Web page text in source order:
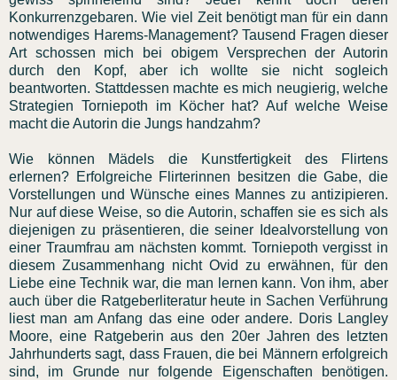
Konkurrenzgebaren. Wie viel Zeit benötigt man für ein dann
notwendiges Harems-Management? Tausend Fragen dieser
Art schossen mich bei obigem Versprechen der Autorin
durch den Kopf, aber ich wollte sie nicht sogleich
beantworten. Stattdessen machte es mich neugierig, welche
Strategien Torniepoth im Köcher hat? Auf welche Weise
macht die Autorin die Jungs handzahm?
Wie können Mädels die Kunstfertigkeit des Flirtens
erlernen? Erfolgreiche Flirterinnen besitzen die Gabe, die
Vorstellungen und Wünsche eines Mannes zu antizipieren.
Nur auf diese Weise, so die Autorin, schaffen sie es sich als
diejenigen zu präsentieren, die seiner Idealvorstellung von
einer Traumfrau am nächsten kommt. Torniepoth vergisst in
diesem Zusammenhang nicht Ovid zu erwähnen, für den
Liebe eine Technik war, die man lernen kann. Von ihm, aber
auch über die Ratgeberliteratur heute in Sachen Verführung
liest man am Anfang das eine oder andere. Doris Langley
Moore, eine Ratgeberin aus den 20er Jahren des letzten
Jahrhunderts sagt, dass Frauen, die bei Männern erfolgreich
sind, im Grunde nur folgende Eigenschaften benötigen.